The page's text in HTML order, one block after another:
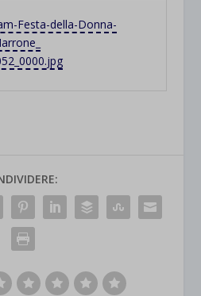
Festa-della-Donna-